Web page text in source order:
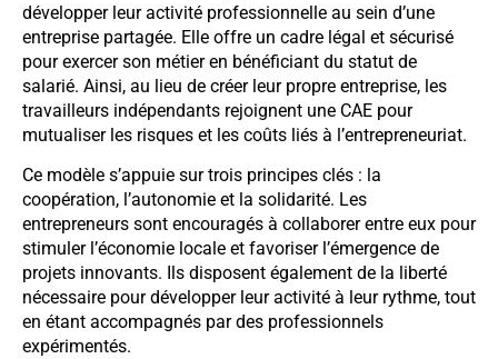
développer leur activité professionnelle au sein d’une
entreprise partagée. Elle offre un cadre légal et sécurisé
pour exercer son métier en bénéficiant du statut de
salarié. Ainsi, au lieu de créer leur propre entreprise, les
travailleurs indépendants rejoignent une CAE pour
mutualiser les risques et les coûts liés à l’entrepreneuriat.
Ce modèle s’appuie sur trois principes clés : la
coopération, l’autonomie et la solidarité. Les
entrepreneurs sont encouragés à collaborer entre eux pour
stimuler l’économie locale et favoriser l’émergence de
projets innovants. Ils disposent également de la liberté
nécessaire pour développer leur activité à leur rythme, tout
en étant accompagnés par des professionnels
expérimentés.